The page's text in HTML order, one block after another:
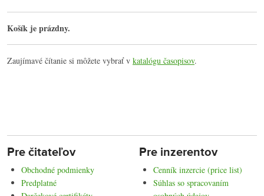
Košík je prázdny.
Zaujímavé čítanie si môžete vybrať v katalógu časopisov.
Pre čitateľov
Obchodné podmienky
Predplatné
Pre inzerentov
Cenník inzercie (price list)
Súhlas so spracovaním